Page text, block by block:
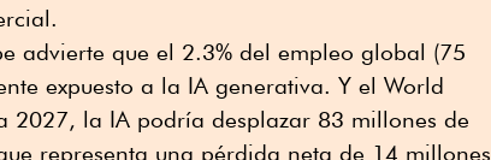
advierte que el 2.3% del empleo global (75
expuesto a la IA generativa. Y el World
2027, la IA podría desplazar 83 millones de
representa una pérdida neta de 14 millones